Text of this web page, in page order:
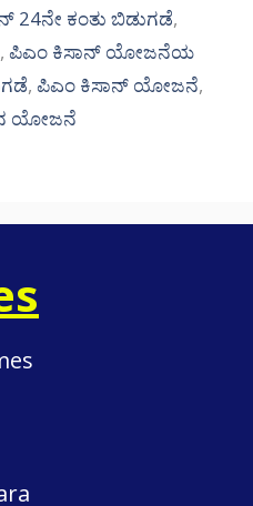
24ನೇ ಕಂತು ಬಿಡುಗಡೆ,
, ಪಿಎಂ ಕಿಸಾನ್ ಯೋಜನೆಯ
, ಪಿಎಂ ಕಿಸಾನ್ ಯೋಜನೆ,
ಯೋಜನೆ